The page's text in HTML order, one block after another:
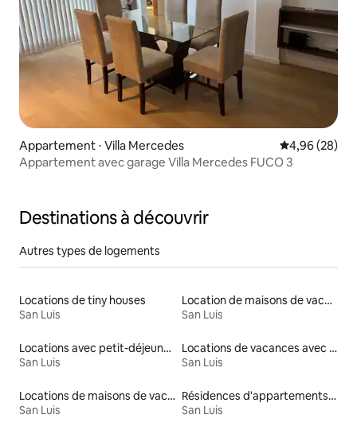
Appartement ⋅ Villa Mercedes Évaluation
4,96 (28)
Appartement avec garage Villa Mercedes FUCO 3
Destinations à découvrir
Autres types de logements
Locations de tiny houses
San Luis
Location de maisons de vacances
San Luis
Locations avec petit-déjeuner
San Luis
Locations de vacances avec piscine
San Luis
Locations de maisons de vacances
San Luis
Résidences d'appartements en location
San Luis